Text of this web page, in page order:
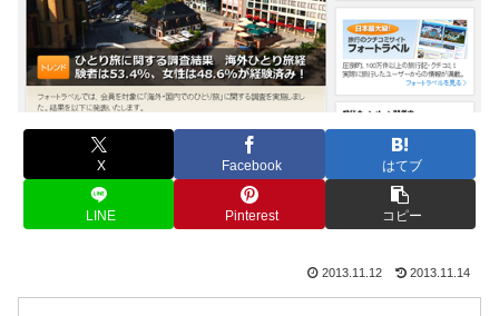
X Facebook はてブ
LINE Pinterest コピー
2013.11.12 2013.11.14